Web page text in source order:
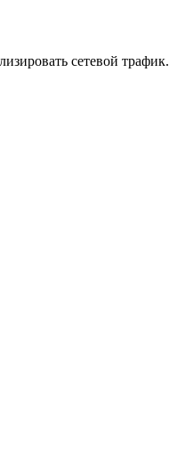
сетевой трафик.